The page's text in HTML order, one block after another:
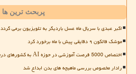
پربحث ترین ها
اکبر عبدی با سریال ماه عسل باردیگر به تلویزیون برمی گردد
موشک فالکون ۹ دقایقی پیش با ماه برخورد کرد
اختصاص 5000 فرصت آموزشی در حوزه AI به کشورهای درحال توسعه
رادار مخصوص بررسی ماهیچه های بدن ابداع شد